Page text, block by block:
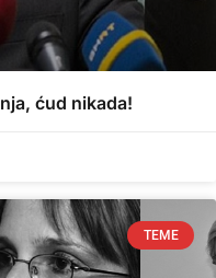
ćud nikada!
TEME